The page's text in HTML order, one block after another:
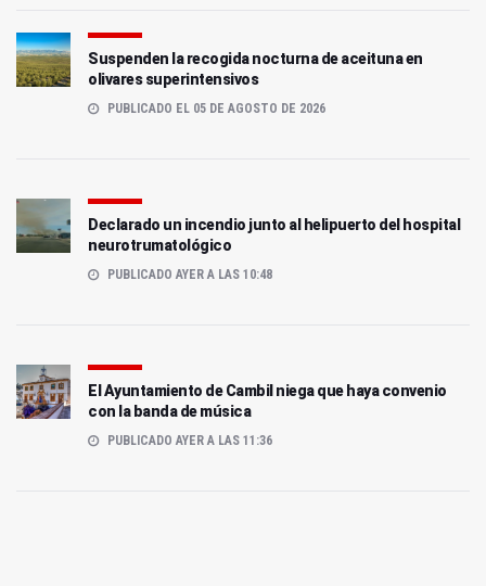
Suspenden la recogida nocturna de aceituna en
olivares superintensivos
PUBLICADO EL 05 DE AGOSTO DE 2026
Declarado un incendio junto al helipuerto del hospital
neurotrumatológico
PUBLICADO AYER A LAS 10:48
El Ayuntamiento de Cambil niega que haya convenio
con la banda de música
PUBLICADO AYER A LAS 11:36